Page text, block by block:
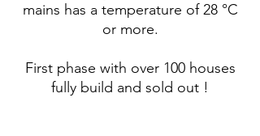
mains has a temperature of 28 °C
or more.
First phase with over 100 houses
fully build and sold out !